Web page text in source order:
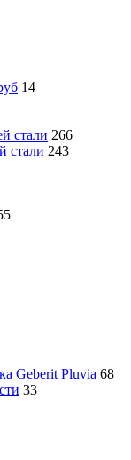
14
стали 266
стали 243
Geberit Pluvia 68
33